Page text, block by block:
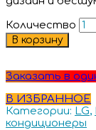
Количество
В корзину
Заказать в
В ИЗБРАННОЕ
Категории: LG,
кондиционеры